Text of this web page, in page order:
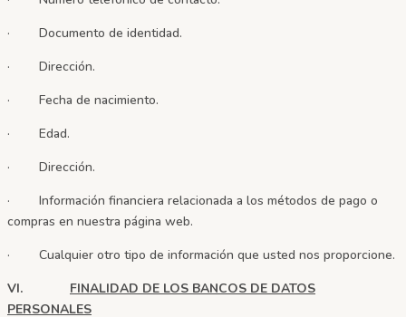
· Documento de identidad.
· Dirección.
· Fecha de nacimiento.
· Edad.
· Dirección.
· Información financiera relacionada a los métodos de pago o
compras en nuestra página web.
· Cualquier otro tipo de información que usted nos proporcione.
VI. FINALIDAD DE LOS BANCOS DE DATOS
PERSONALES